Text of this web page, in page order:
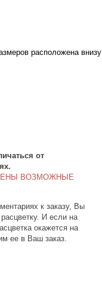
расположена внизу
от
ВОЗМОЖНЫЕ
к заказу, Вы
И если на
окажется на
ее в Ваш заказ.